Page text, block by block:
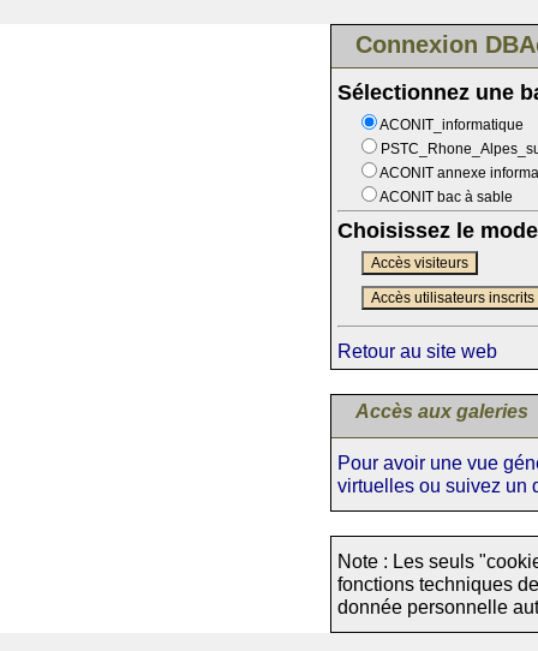
Connexion
Sélectionnez une
ACONIT_informatique
ACONIT annexe
ACONIT bac à sable
Choisissez le
Accès visiteurs
Accès utilisateurs inscrits
Retour au site web
Accès aux galeries
Pour avoir une vue
virtuelles ou suivez un
Note : Les seuls
fonctions techniques
donnée personnelle